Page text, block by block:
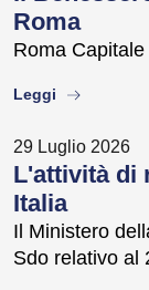
Roma
Roma
Leggi about
29 Luglio 2026
L'attività di
Italia
Il Ministero
Sdo relativo al